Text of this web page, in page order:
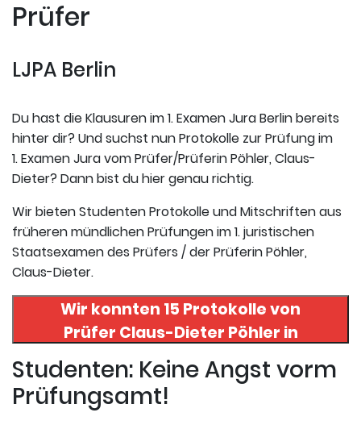
Prüfer
LJPA Berlin
Du hast die Klausuren im 1. Examen Jura Berlin bereits
hinter dir? Und suchst nun Protokolle zur Prüfung im
1. Examen Jura vom Prüfer/Prüferin Pöhler, Claus-
Dieter? Dann bist du hier genau richtig.
Wir bieten Studenten Protokolle und Mitschriften aus
früheren mündlichen Prüfungen im 1. juristischen
Staatsexamen des Prüfers / der Prüferin Pöhler,
Claus-Dieter.
Wir konnten 15 Protokolle von
Prüfer Claus-Dieter Pöhler in
uneserer Datenbank finden. Hier
registrieren und die Protokolle
abrufen.
Studenten: Keine Angst vorm
Prüfungsamt!